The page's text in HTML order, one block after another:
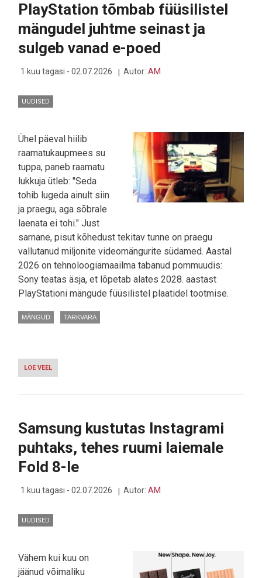
OOTAMATU
PlayStation tõmbab füüsilistel
mängudel juhtme seinast ja
sulgeb vanad e-poed
1 kuu tagasi - 02.07.2026 Autor: AM
UUDISED
Ühel päeval hiilib
raamatukaupmees su
tuppa, paneb raamatu
lukkuja ütleb: "Seda
tohib lugeda ainult siin
ja praegu, aga sõbrale
laenata ei tohi." Just
sarnane, pisut kõhedust tekitav tunne on praegu
vallutanud miljonite videomängurite südamed. Aastal
2026 on tehnoloogiamaailma tabanud pommuudis:
Sony teatas äsja, et lõpetab alates 2028. aastast
PlayStationi mängude füüsilistel plaatidel tootmise.
MÄNGUD TARKVARA
LOE VEEL
PLAYSTATION
SEINAST
SULGEB
VANAD
E-
Samsung kustutas Instagrami
puhtaks, tehes ruumi laiemale
Fold 8-le
1 kuu tagasi - 02.07.2026 Autor: AM
UUDISED
Vähem kui kuu on
jäänud võimaliku